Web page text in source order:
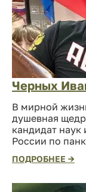
Черных
В мирной
душевная
кандидат
России по
ПОДРОБНЕЕ →